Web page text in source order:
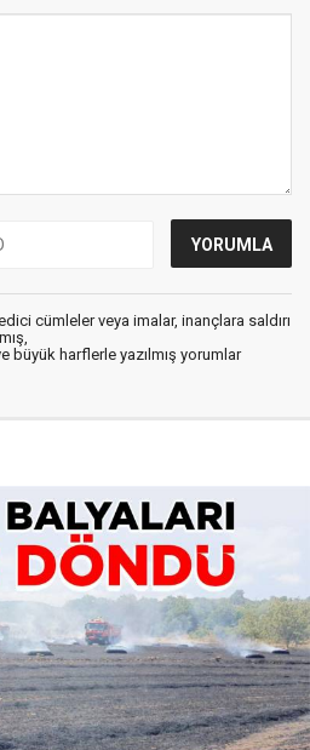
cümleler veya imalar, inançlara saldırı
büyük harflerle yazılmış yorumlar